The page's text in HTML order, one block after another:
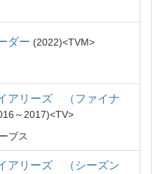
ダー 2022 TVM
アリーズ （ファイナ
～2017
TV
ブス
アリーズ （シーズン